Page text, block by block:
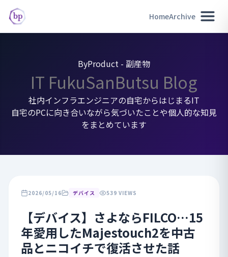
HomeArchive
ByProduct - 副産物
IT FukuSanButsu Blog
社内インフラエンジニアの自宅からはじまるIT
自宅のPCに向き合いながら気づいたことや個人的な知見
をまとめています
2026/05/16 デバイス 539 VIEWS
【デバイス】さよならFILCO…15
年愛用したMajestouch2を中古
品とニコイチで復活させた話